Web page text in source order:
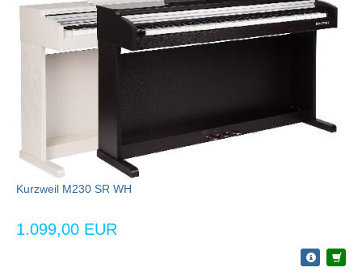
Kurzweil M230 SR WH
1.099,00 EUR